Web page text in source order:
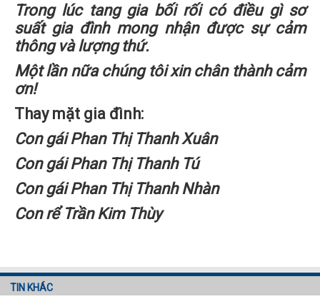
Trong lúc tang gia bối rối có điều gì sơ
suất gia đình mong nhận được sự cảm
thông và lượng thứ.
Một lần nữa chúng tôi xin chân thành cảm
ơn!
Thay mặt gia đình:
Con gái Phan Thị Thanh Xuân
Con gái Phan Thị Thanh Tú
Con gái Phan Thị Thanh Nhàn
Con rể Trần Kim Thùy
TIN KHÁC